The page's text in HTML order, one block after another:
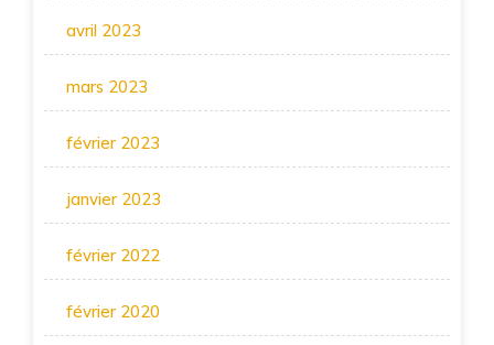
avril 2023
mars 2023
février 2023
janvier 2023
février 2022
février 2020